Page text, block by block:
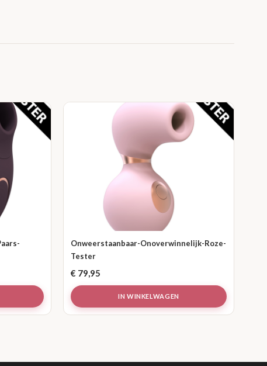
Onweerstaanbaar-Onoverwinnelijk-Roze-
Tester
€ 79,95
IN WINKELWAGEN